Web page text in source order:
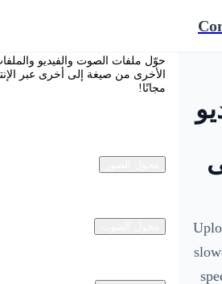
Convertr.org
حوّل ملفات الصوت والفيديو والملفات
الأخرى من صيغة إلى أخرى عبر الإنترنت
محول الصوت